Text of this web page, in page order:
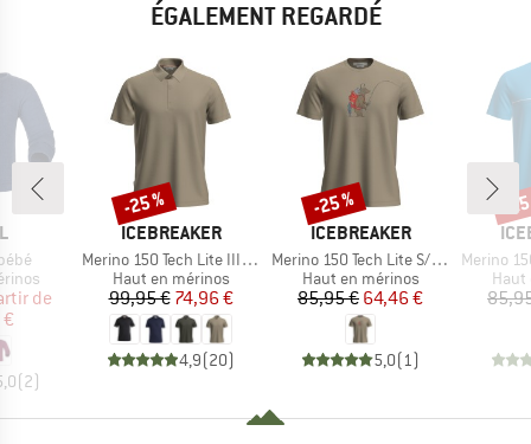
ÉGALEMENT REGARDÉ
réduit
de
(2)
MARQUE
ICEBREAKER
Article
Merino 150 Tech Lite III S/S Polo
Product group
Haut en mérinos
Prix
99,95 €Prix réduit
74,96 €
4,9(20)
Remise
-25 %
MARQUE
ICEBREAKER
Article
Merino 150 Tech Lite S/S Tee Bear Catch
Product group
Haut en mérinos
Prix
85,95 €Prix réduit
64,46 €
5,0(1 )
Remise
-25 %
Article
Merino 150 Tech
Haut
-